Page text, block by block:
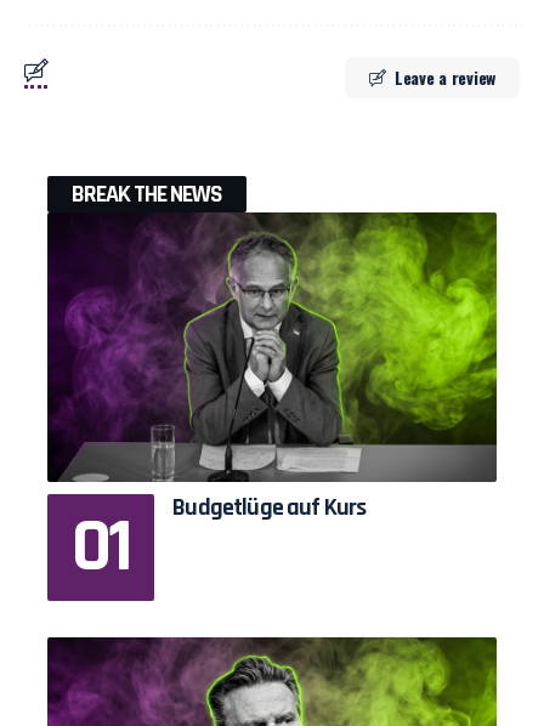
Leave a review
BREAK THE NEWS
Budgetlüge auf Kurs